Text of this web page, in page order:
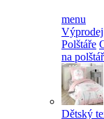
menu
Polštáře
na
Dětský